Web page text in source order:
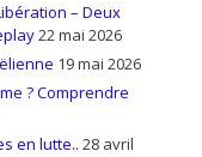
– Deux
22 mai 2026
19 mai 2026
? Comprendre
en lutte.. 28 avril